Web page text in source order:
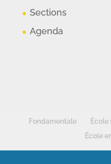
Sections
Agenda
Fondamentale
École